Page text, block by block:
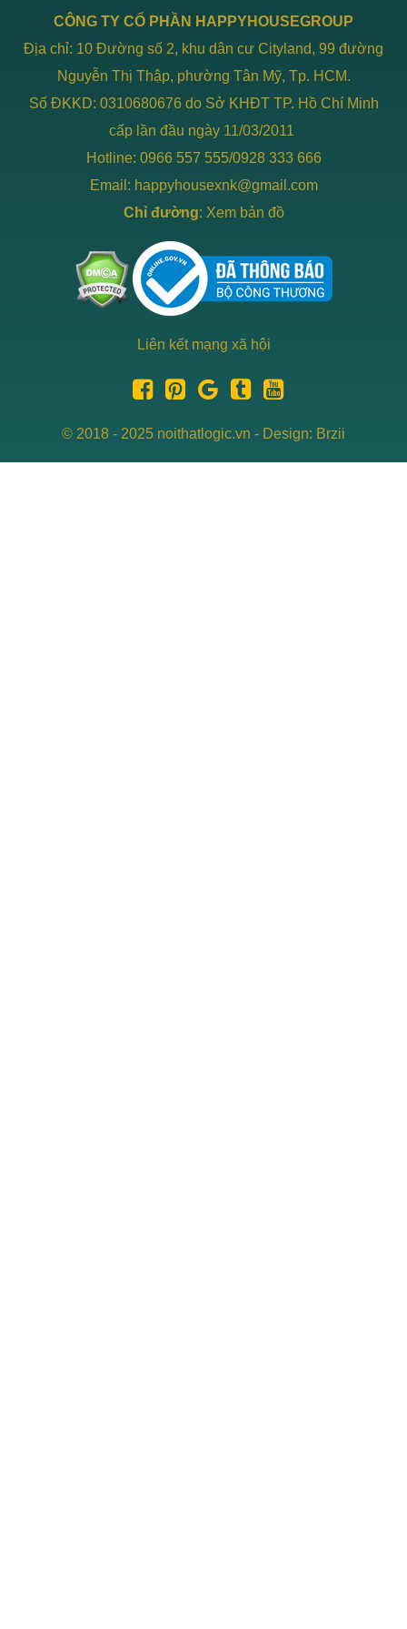
CÔNG TY CỔ PHẦN HAPPYHOUSEGROUP
Địa chỉ: 10 Đường số 2, khu dân cư Cityland, 99 đường
Nguyễn Thị Thập, phường Tân Mỹ, Tp. HCM.
Số ĐKKD: 0310680676 do Sở KHĐT TP. Hồ Chí Minh
cấp lần đầu ngày 11/03/2011
Hotline: 0966 557 555/0928 333 666
Email: happyhousexnk@gmail.com
Chỉ đường: Xem bản đồ
Liên kết mạng xã hội
© 2018 - 2025 noithatlogic.vn - Design: Brzii